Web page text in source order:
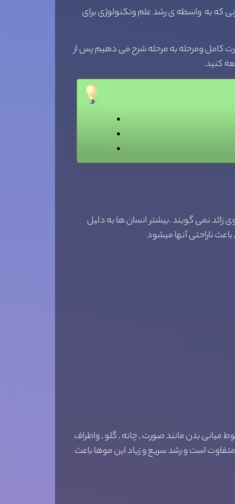
که به واسطه ی رشد علم وتکنولوژی برای
کامل ومرحله به مرحله شرح می دهیم پس از
کنید.
نمی گویند .بیشتر انسان ها به دلیل
ناراحتی آنها میشود
میانی بدن مانند صورت , چانه , گلو , واطراف
است و رشد سریع و زیاد این موها باعث